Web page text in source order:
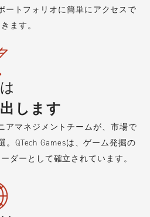
ートフォリオに簡単にアクセスで
きます。
します
アマネジメントチームが、市場で
QTech Gamesは、ゲーム発掘の
ダーとして確立されています。